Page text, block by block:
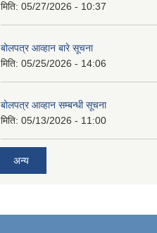
मिति: 05/27/2026 - 10:37
बोलपत्र आव्हान बारे सूचना
मिति: 05/25/2026 - 14:06
बोलपत्र आव्हान सम्बन्धी सूचना
मिति: 05/13/2026 - 11:00
अन्य